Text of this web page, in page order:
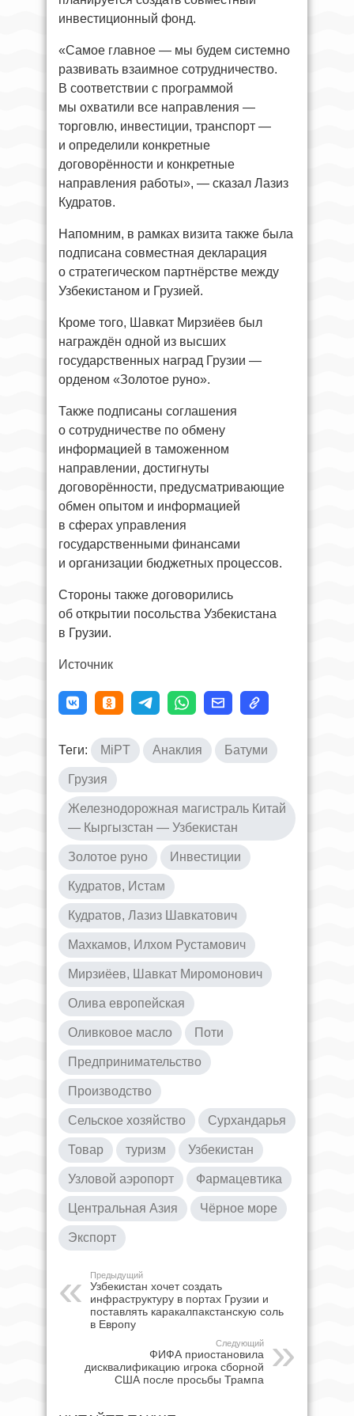
инвестиционный фонд.
«Самое главное — мы будем системно
развивать взаимное сотрудничество.
В соответствии с программой
мы охватили все направления —
торговлю, инвестиции, транспорт —
и определили конкретные
договорённости и конкретные
направления работы», — сказал Лазиз
Кудратов.
Напомним, в рамках визита также была
подписана совместная декларация
о стратегическом партнёрстве между
Узбекистаном и Грузией.
Кроме того, Шавкат Мирзиёев был
награждён одной из высших
государственных наград Грузии —
орденом «Золотое руно».
Также подписаны соглашения
о сотрудничестве по обмену
информацией в таможенном
направлении, достигнуты
договорённости, предусматривающие
обмен опытом и информацией
в сферах управления
государственными финансами
и организации бюджетных процессов.
Стороны также договорились
об открытии посольства Узбекистана
в Грузии.
Источник
Теги: MiPT Анаклия Батуми
Грузия
Железнодорожная магистраль Китай
— Кыргызстан — Узбекистан
Золотое руно Инвестиции
Кудратов, Истам
Кудратов, Лазиз Шавкатович
Махкамов, Илхом Рустамович
Мирзиёев, Шавкат Миромонович
Олива европейская
Оливковое масло Поти
Предпринимательство
Производство
Сельское хозяйство Сурхандарья
Товар туризм Узбекистан
Узловой аэропорт Фармацевтика
Центральная Азия Чёрное море
Экспорт
Предыдущий
Узбекистан хочет создать
инфраструктуру в портах Грузии и
поставлять каракалпакстанскую соль
в Европу
Следующий
ФИФА приостановила
дисквалификацию игрока сборной
США после просьбы Трампа